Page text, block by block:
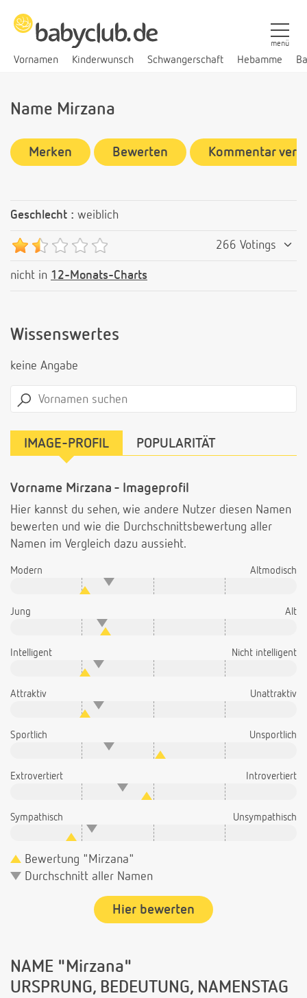
Vornamen Kinderwunsch Schwangerschaft Hebamme
menü
Name Mirzana
Merken Bewerten Kommentar
Geschlecht : weiblich
266 Votings
nicht in 12-Monats-Charts
Wissenswertes
keine Angabe
IMAGE-PROFIL POPULARITÄT
Vorname Mirzana - Imageprofil
Hier kannst du sehen, wie andere Nutzer diesen Namen
bewerten und wie die Durchschnittsbewertung aller
Namen im Vergleich dazu aussieht.
Modern Altmodisch
Jung Alt
Intelligent Nicht intelligent
Attraktiv Unattraktiv
Sportlich Unsportlich
Extrovertiert Introvertiert
Sympathisch Unsympathisch
Bewertung "Mirzana"
Durchschnitt aller Namen
Hier bewerten
NAME "Mirzana"
URSPRUNG, BEDEUTUNG, NAMENSTAG